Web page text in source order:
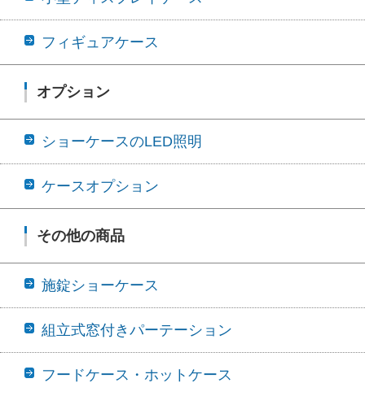
フィギュアケース
オプション
ショーケースのLED照明
ケースオプション
その他の商品
施錠ショーケース
組立式窓付きパーテーション
フードケース・ホットケース